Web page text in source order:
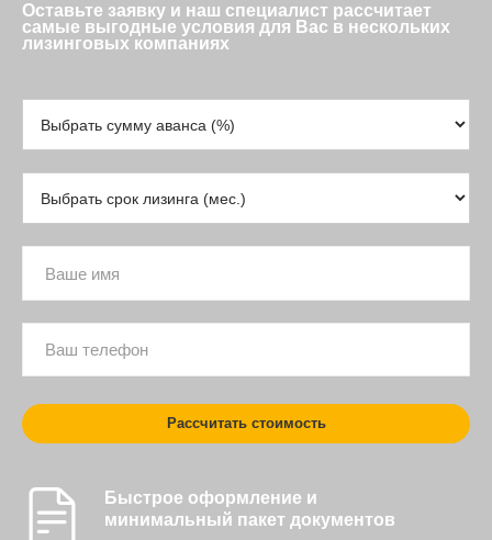
Оставьте заявку и наш специалист рассчитает
самые выгодные условия для Вас в нескольких
лизинговых компаниях
Быстрое оформление и
минимальный пакет документов